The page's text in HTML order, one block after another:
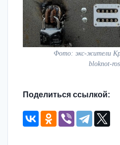
Фото: экс-жители
bloknot-
Поделиться ссылкой: